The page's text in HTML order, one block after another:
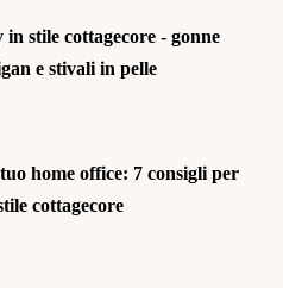
stile cottagecore - gonne
e stivali in pelle
home office: 7 consigli per
cottagecore